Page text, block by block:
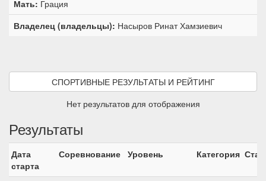
Мать: Грация
Владелец (владельцы): Насыров Ринат Хамзиевич
СПОРТИВНЫЕ РЕЗУЛЬТАТЫ И РЕЙТИНГ
Нет результатов для отображения
Результаты
Дата
старта
Соревнование Уровень Категория